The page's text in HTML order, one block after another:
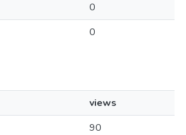
0
0
views
90